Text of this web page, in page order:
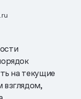
на текущие
взглядом,